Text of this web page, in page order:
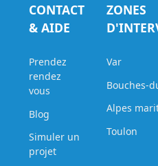
CONTACT
& AIDE
Prendez
rendez
vous
Blog
Simuler un
projet
ZONES
Var
Bouches-
Alpes
Toulon